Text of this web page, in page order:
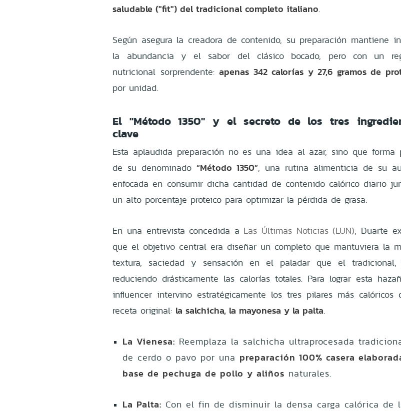
saludable ("fit") del tradicional completo italiano.
Según asegura la creadora de contenido, su preparación mantiene
la abundancia y el sabor del clásico bocado, pero con un
nutricional sorprendente:apenas 342 calorías y 27,6 gramos de
por unidad.
El "Método 1350" y el secreto de los tres
clave
Esta aplaudida preparación no es una idea al azar, sino que forma
de su denominado“Método 1350”, una rutina alimenticia de su
enfocada en consumir dicha cantidad de contenido calórico diario
un alto porcentaje proteico para optimizar la pérdida de grasa.
En una entrevista concedida a Las Últimas Noticias (LUN), Duarte
que el objetivo central era diseñar un completo que mantuviera la
textura, saciedad y sensación en el paladar que el tradicional,
reduciendo drásticamente las calorías totales. Para lograr esta
influencer intervino estratégicamente los tres pilares más calóricos
receta original: la salchicha, la mayonesa y la palta.
La Vienesa: Reemplaza la salchicha ultraprocesada
de cerdo o pavo por una preparación 100% casera
base de pechuga de pollo y aliños naturales.
La Palta: Con el fin de disminuir la densa carga calórica de